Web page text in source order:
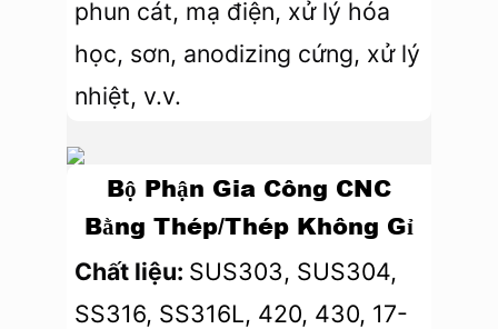
phun cát, mạ điện, xử lý hóa
học, sơn, anodizing cứng, xử lý
nhiệt, v.v.
Bộ Phận Gia Công CNC
Bằng Thép/thép Không Gỉ
Chất liệu: SUS303, SUS304,
SS316, SS316L, 420, 430, 17-